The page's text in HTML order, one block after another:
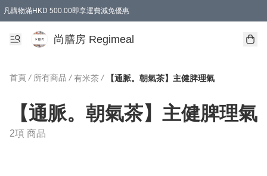
凡購物滿HKD 500.00即享運費減免優惠
尚膳房 Regimeal
首頁 / 所有商品 / 有米茶 / 【通脈。朝氣茶】主健脾理氣
【通脈。朝氣茶】主健脾理氣
2項 商品